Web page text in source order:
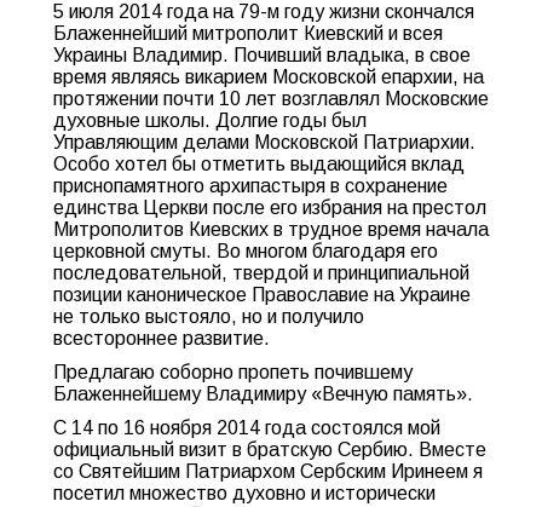
5 июля 2014 года на 79-м году жизни скончался
Блаженнейший митрополит Киевский и всея
Украины Владимир. Почивший владыка, в свое
время являясь викарием Московской епархии, на
протяжении почти 10 лет возглавлял Московские
духовные школы. Долгие годы был
Управляющим делами Московской Патриархии.
Особо хотел бы отметить выдающийся вклад
приснопамятного архипастыря в сохранение
единства Церкви после его избрания на престол
Митрополитов Киевских в трудное время начала
церковной смуты. Во многом благодаря его
последовательной, твердой и принципиальной
позиции каноническое Православие на Украине
не только выстояло, но и получило
всестороннее развитие.
Предлагаю соборно пропеть почившему
Блаженнейшему Владимиру «Вечную память».
С 14 по 16 ноября 2014 года состоялся мой
официальный визит в братскую Сербию. Вместе
со Святейшим Патриархом Сербским Иринеем я
посетил множество духовно и исторически